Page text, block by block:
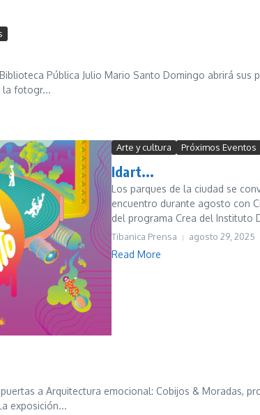
Pública Julio Mario Santo Domingo abrirá sus
la fotogr...
Arte y cultura Próximos Eventos
Idart...
Los parques de la ciudad se
encuentro durante agosto con
del programa Crea del Instituto
Tibanica Prensa agosto 29, 2025
Read More
a Arquitectura emocional: Cobijos & Moradas,
exposición...